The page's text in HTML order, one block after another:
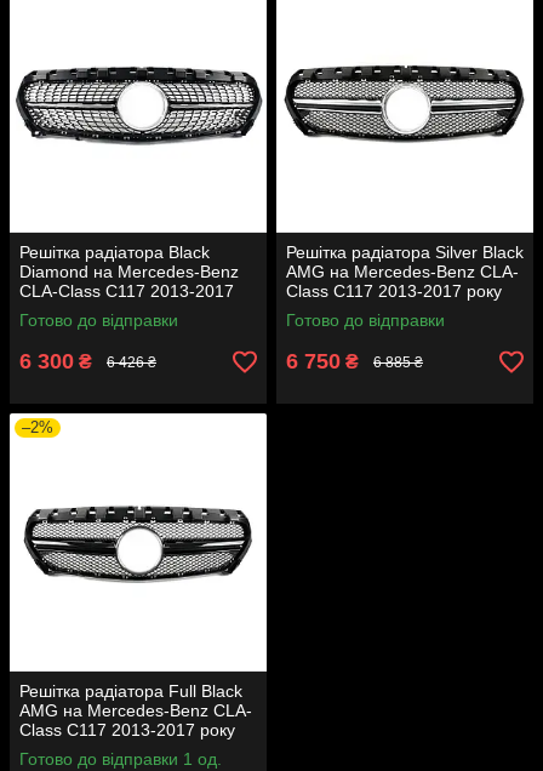
Решітка радіатора Black
Diamond на Mercedes-Benz
CLA-Class C117 2013-2017
року
Готово до відправки
6 300 ₴ 6 426 ₴
Решітка радіатора Silver Black
AMG на Mercedes-Benz CLA-
Class C117 2013-2017 року
Готово до відправки
6 750 ₴ 6 885 ₴
–2%
Решітка радіатора Full Black
AMG на Mercedes-Benz CLA-
Class C117 2013-2017 року
Готово до відправки 1 од.